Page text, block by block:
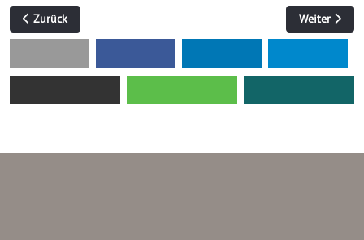
Vorheriger Beitrag: ohne Titel (Buche)
Zurück Nächster
Weiter